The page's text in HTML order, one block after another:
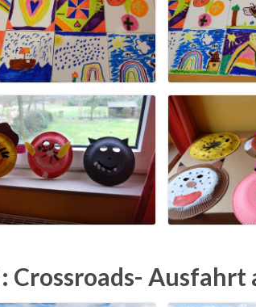
Crossroads- Ausfahrt